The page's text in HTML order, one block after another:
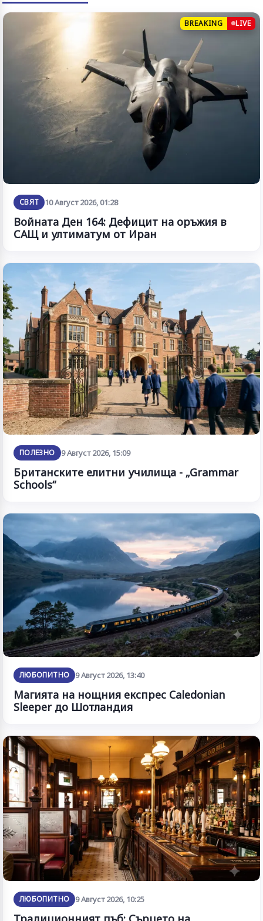
BREAKING LIVE
СВЯТ 10 Август 2026, 01:28
Войната Ден 164: Дефицит на оръжия в
САЩ и ултиматум от Иран
ПОЛЕЗНО 9 Август 2026, 15:09
Британските елитни училища - „Grammar
Schools“
ЛЮБОПИТНО 9 Август 2026, 13:40
Магията на нощния експрес Caledonian
Sleeper до Шотландия
ЛЮБОПИТНО 9 Август 2026, 10:25